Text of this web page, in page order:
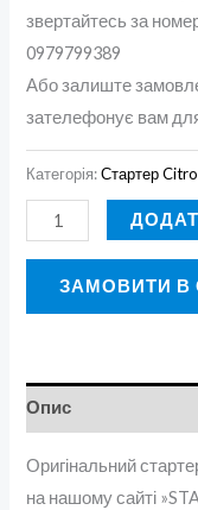
звертайтесь за
0979799389
Або залиште
зателефонує вам
Категорія:Стартер
ЗАМОВИТИ В
Опис
Оригінальний
на нашому сайті